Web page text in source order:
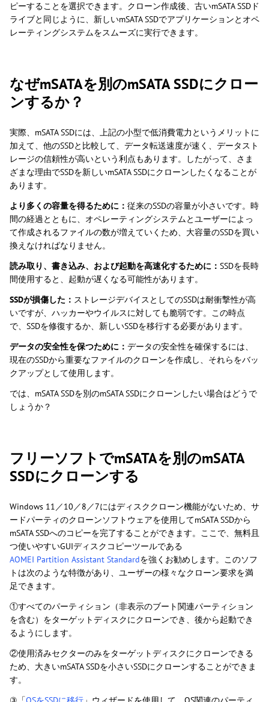
ピーすることを選択できます。クローン作成後、古いmSATA SSDド
ライブと同じように、新しいmSATA SSDでアプリケーションとオペ
レーティングシステムをスムーズに実行できます。
なぜmSATAを別のmSATA SSDにクロー
ンするか？
実際、mSATA SSDには、上記の小型で低消費電力というメリットに
加えて、他のSSDと比較して、データ転送速度が速く、データスト
レージの信頼性が高いという利点もあります。したがって、さま
ざまな理由でSSDを新しいmSATA SSDにクローンしたくなることが
あります。
より多くの容量を得るために： 従来のSSDの容量が小さいです。時
間の経過とともに、オペレーティングシステムとユーザーによっ
て作成されるファイルの数が増えていくため、大容量のSSDを買い
換えなければなりません。
読み取り、書き込み、および起動を高速化するために： SSDを長時
間使用すると、起動が遅くなる可能性があります。
SSDが損傷した： ストレージデバイスとしてのSSDは耐衝撃性が高
いですが、ハッカーやウイルスに対しても脆弱です。この時点
で、SSDを修復するか、新しいSSDを移行する必要があります。
データの安全性を保つために： データの安全性を確保するには、
現在のSSDから重要なファイルのクローンを作成し、それらをバッ
クアップとして使用します。
では、mSATA SSDを別のmSATA SSDにクローンしたい場合はどうで
しょうか？
フリーソフトでmSATAを別のmSATA
SSDにクローンする
Windows 11／10／8／7にはディスククローン機能がないため、サ
ードパーティのクローンソフトウェアを使用してmSATA SSDから
mSATA SSDへのコピーを完了することができます。ここで、無料且
つ使いやすいGUIディスクコピーツールである
AOMEI Partition Assistant Standardを強くお勧めします。このソフ
トは次のような特徴があり、ユーザーの様々なクローン要求を満
足できます。
①すべてのパーティション（非表示のブート関連パーティション
を含む）をターゲットディスクにクローンでき、後から起動でき
るようにします。
②使用済みセクターのみをターゲットディスクにクローンできる
ため、大きいmSATA SSDを小さいSSDにクローンすることができま
す。